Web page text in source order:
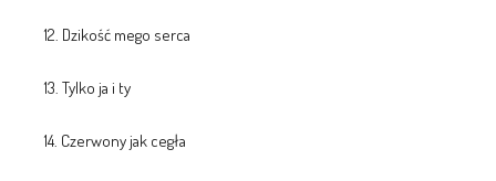
12. Dzikość mego serca
13. Tylko ja i ty
14. Czerwony jak cegła